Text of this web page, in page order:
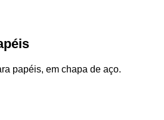
papéis, em chapa de aço.